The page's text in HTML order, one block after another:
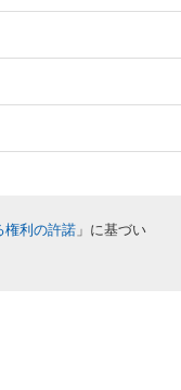
権利の許諾 」に基づい